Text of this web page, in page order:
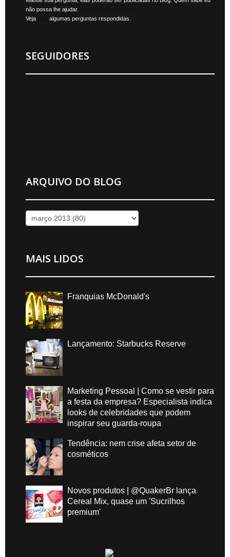
não possa lhe ajudar.
Veja
algumas perguntas respondidas.
SEGUIDORES
ARQUIVO DO BLOG
MAIS LIDOS
Franquias McDonald's
Lançamento: Starbucks Reserve
Marketing Pessoal | Como se vestir para
a festa da empresa? Especialista indica
looks de celebridades que podem
inspirar seu guarda-roupa
Tendência: nem crise afeta setor de
cosméticos
Novos produtos | @QuakerBr lança
Cereal Mix, quase um 'Sucrilhos
premium'